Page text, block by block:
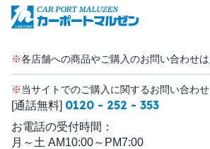
※各店舗への商品やご購入のお問い合わせは
※当サイトでのご購入に関するお問い合わせ
[通話無料] 0120 - 252 - 353
お電話の受付時間：
月～土 AM10:00～PM7:00